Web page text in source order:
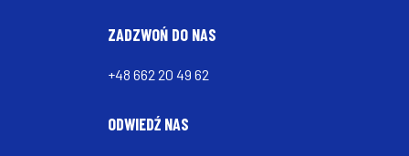
ZADZWOŃ DO NAS
+48 662 20 49 62
ODWIEDŹ NAS